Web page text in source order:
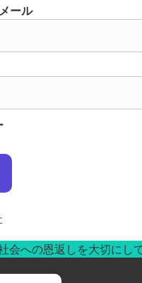
ール
会への恩返しを大切にし